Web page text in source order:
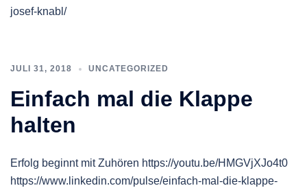
josef-knabl/
JULI 31, 2018 UNCATEGORIZED
Einfach mal die Klappe
halten
Erfolg beginnt mit Zuhören https://youtu.be/HMGVjXJo4t0
https://www.linkedin.com/pulse/einfach-mal-die-klappe-